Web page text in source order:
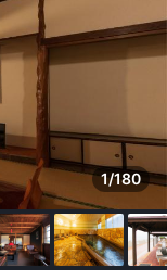
1/180